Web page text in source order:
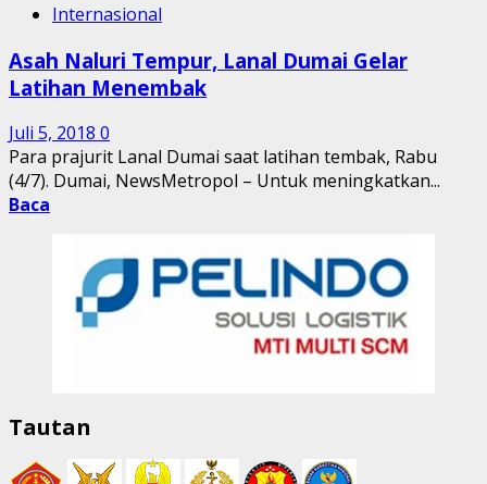
Internasional
Asah Naluri Tempur, Lanal Dumai Gelar
Latihan Menembak
Juli 5, 2018 0
Para prajurit Lanal Dumai saat latihan tembak, Rabu
(4/7). Dumai, NewsMetropol – Untuk meningkatkan...
Baca
Tautan